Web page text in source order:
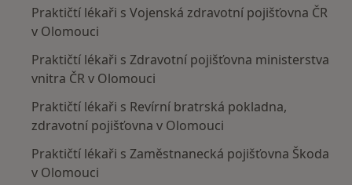
Praktičtí lékaři s Vojenská zdravotní pojišťovna ČR
v Olomouci
Praktičtí lékaři s Zdravotní pojišťovna ministerstva
vnitra ČR v Olomouci
Praktičtí lékaři s Revírní bratrská pokladna,
zdravotní pojišťovna v Olomouci
Praktičtí lékaři s Zaměstnanecká pojišťovna Škoda
v Olomouci